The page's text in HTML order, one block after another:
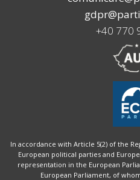
+40 770
In accordance with Article 5(2) of the
European political parties and
representation in the European
European Parliament, of